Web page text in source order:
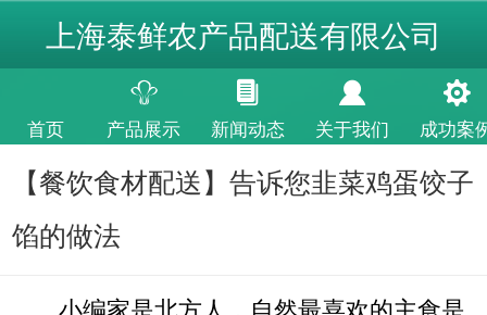
上海泰鲜农产品配送有限公司
首页 产品展示 新闻动态 关于我们 成功案
【餐饮食材配送】告诉您韭菜鸡蛋饺子
馅的做法